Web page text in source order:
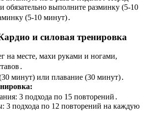
обязательно выполните разминку (5-10
(5-10 минут)․
и силовая тренировка
на месте, махи руками и ногами,
минут) или плавание (30 минут)․
3 подхода по 15 повторений․
3 подхода по 12 повторений на каждую